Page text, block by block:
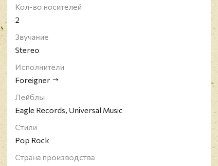
миллионов дисков, причем 37,5 миллионов
приходятся на США.
Кол-во носителей
2
Звучание
Stereo
Исполнители
Foreigner
Лейблы
Eagle Records, Universal Music
Стили
Pop Rock
Страна производства